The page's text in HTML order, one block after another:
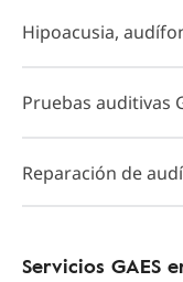
Hipoacusia,
Pruebas auditivas
Reparación de
Servicios GAES